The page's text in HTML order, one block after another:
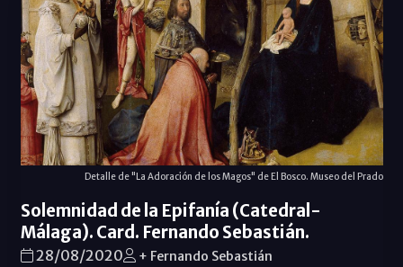
Detalle de "La Adoración de los Magos" de El Bosco. Museo del Prado
Solemnidad de la Epifanía (Catedral-
Málaga). Card. Fernando Sebastián.
28/08/2020 + Fernando Sebastián